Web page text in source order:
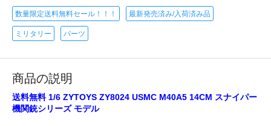
数量限定送料無料セール！！！ 最新発売済み/入荷済み品
ミリタリー パーツ
商品の説明
送料無料 1/6 ZYTOYS ZY8024 USMC M40A5 14CM スナイパー
機関銃シリーズ モデル